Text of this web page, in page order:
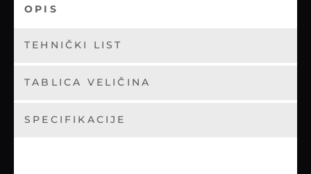
OPIS
TEHNIČKI LIST
TABLICA VELIČINA
SPECIFIKACIJE